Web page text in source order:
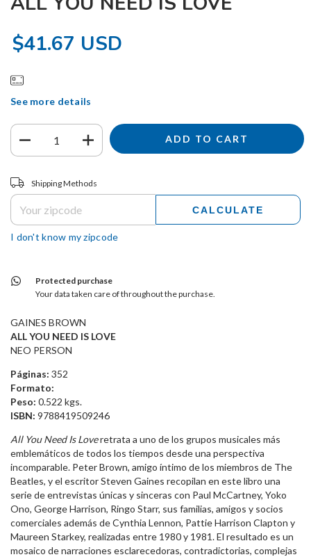
$41.67 USD
See more details
Shipping for zipcode:
Shipping Methods
CALCULATE
I don't know my zipcode
Protected purchase
Your data taken care of throughout the purchase.
GAINES BROWN
ALL YOU NEED IS LOVE
NEO PERSON
Páginas: 352
Formato:
Peso: 0.522 kgs.
ISBN: 9788419509246
All You Need Is Loveretrata a uno de los grupos musicales más
emblemáticos de todos los tiempos desde una perspectiva
incomparable. Peter Brown, amigo íntimo de los miembros de The
Beatles, y el escritor Steven Gaines recopilan en este libro una
serie de entrevistas únicas y sinceras con Paul McCartney, Yoko
Ono, George Harrison, Ringo Starr, sus familias, amigos y socios
comerciales además de Cynthia Lennon, Pattie Harrison Clapton y
Maureen Starkey, realizadas entre 1980 y 1981. El resultado es un
mosaico de narraciones esclarecedoras, contradictorias, complejas